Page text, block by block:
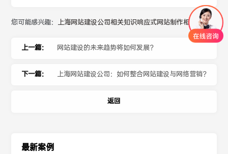
您可能感兴趣： 上海网站建设公司相关知识响应式网站制作相关内容
上一篇： 网站建设的未来趋势将如何发展？
下一篇： 上海网站建设公司：如何整合网站建设与网络营销？
返回
最新案例